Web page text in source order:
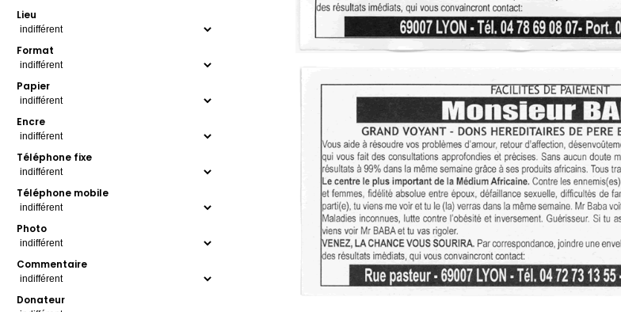
Lieu
Format
Papier
Encre
Téléphone fixe
Téléphone mobile
Photo
Commentaire
Donateur